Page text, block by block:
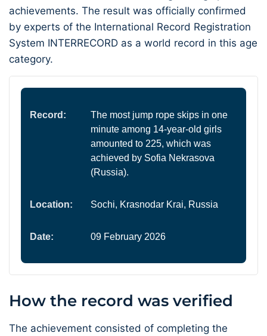
achievements. The result was officially confirmed
by experts of the International Record Registration
System INTERRECORD as a world record in this age
category.
Record:
The most jump rope skips in one
minute among 14-year-old girls
amounted to 225, which was
achieved by Sofia Nekrasova
(Russia).
Location: Sochi, Krasnodar Krai, Russia
Date: 09 February 2026
How the record was verified
The achievement consisted of completing the